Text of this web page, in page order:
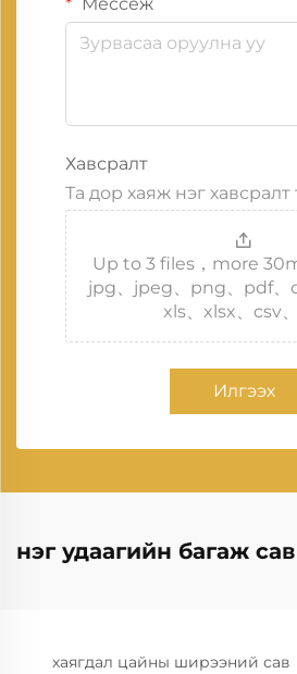
Хавсралт
Та дор хаяж нэг хавсралт
Up to 3 files，more
jpg、jpeg、png、pdf、
xls、xlsx、csv
Илгээх
нэг удаагийн багаж
хаягдал цайны ширээний сав